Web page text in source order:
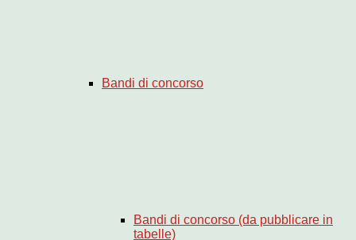
Bandi di concorso
Bandi di concorso (da pubblicare in
tabelle)